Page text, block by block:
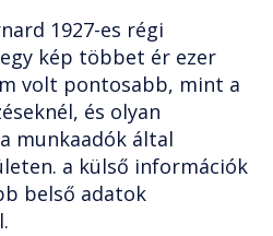
1927-es régi
kép többet ér ezer
volt pontosabb, mint a
és olyan
munkaadók által
a külső információk
belső adatok